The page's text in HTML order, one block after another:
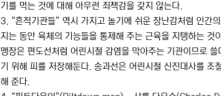
기를 먹는 것에 대해 아무런 죄책감을 갖지 않는다.
3. “흔적기관들” 역시 가지고 놀기에 쉬운 장난감처럼 인간
지는 동안 육체의 기능들을 통제해 주는 근육을 지탱하는 것
맹장은 편도선처럼 어린시절 감염을 막아주는 기관이므로
기 위해 피를 저장해둔다. 송과선은 어린시절 신진대사를
해 준다.